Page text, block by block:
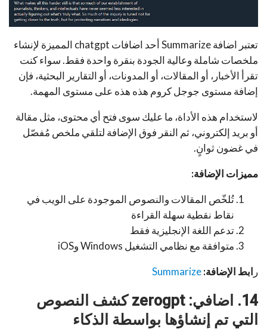
تعتبر اضافةSummarize
أحد اضافات chatgpt المميزة لإنشاء
ملخصات شاملة وعالية الجودة بنقرة واحدة فقط. سواء كنت
تقرأ الأخبار، أو المقالات، أو المدونات، أو التقارير البحثية، فإن
إضافة مستوى جوجل كروم هذه هذه على مستوى المهمة.
لاستخدام هذه الأداة، ما عليك سوى فتح أي محتوى، مثل مقالة
أو بريد إلكتروني، ثم النقر فوق الإضافة لتلقي ملخص مُفصّل
في غضون ثوانٍ.
مميزات الإضافة:
تُلخّص المقالات والنصوص الموجودة على الويب في
نقاط نقطية سهلة القراءة
تدعم اللغة الإنجليزية فقط
متوافقة مع نظامي التشغيل Windows وiOS
ر ابط الإضافة:Summarize
14. اضافي: zerogpt كشف النصوص
التي تم إنشاؤها بواسطة الذكاء